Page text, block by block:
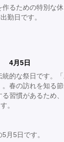
るための特別な
勤日です。
4月5日
統的な祭日です。
春の訪れを知る
る習慣があるため
。
月5日です。